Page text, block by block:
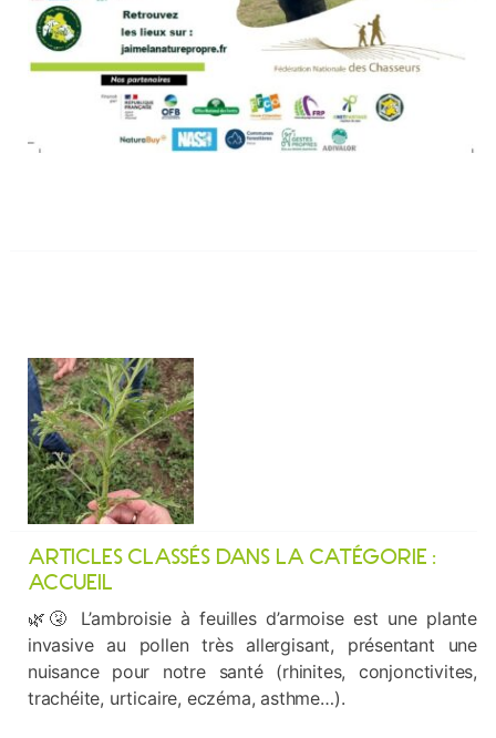
ARTICLES CLASSÉS DANS LA CATÉGORIE :
ACCUEIL
🌿🤧 L’ambroisie à feuilles d’armoise est une plante
invasive au pollen très allergisant, présentant une
nuisance pour notre santé (rhinites, conjonctivites,
trachéite, urticaire, eczéma, asthme…).